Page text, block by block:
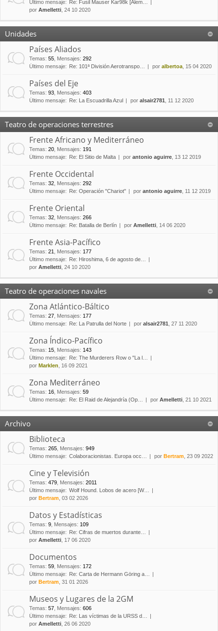
Último mensaje:
Re: Fusil Mauser Kar98k [Alem…
por Amelletti , 24 10 2020
Unidades
Países Aliados
Temas: 55 Mensajes: 292
Último mensaje:
Re: 101ª División Aerotranspo… por albertoa , 15 04 2020
Países del Eje
Temas: 93 Mensajes: 403
Último mensaje:
Re: La Escuadrilla Azul por alsair2781 , 11 12 2020
Teatro de operaciones terrestres
Frente Africano y Mediterráneo
Temas: 20 Mensajes: 191
Último mensaje:
Re: El Sitio de Malta por antonio aguirre , 13 12 2019
Frente Occidental
Temas: 32 Mensajes: 292
Último mensaje:
Re: Operación "Chariot" por antonio aguirre , 11 12 2019
Frente Oriental
Temas: 32 Mensajes: 266
Último mensaje:
Re: Batalla de Berlín por Amelletti , 14 06 2020
Frente Asia-Pacífico
Temas: 21 Mensajes: 177
Último mensaje:
Re: Hiroshima, 6 de agosto de…
por Amelletti , 24 10 2020
Teatro de operaciones navales
Zona Atlántico-Báltico
Temas: 27 Mensajes: 177
Último mensaje:
Re: La Patrulla del Norte por alsair2781 , 27 11 2020
Zona Índico-Pacífico
Temas: 15 Mensajes: 143
Último mensaje:
Re: The Murderers Row o "La l…
por Marklen , 16 09 2021
Zona Mediterráneo
Temas: 16 Mensajes: 59
Último mensaje:
Re: El Raid de Alejandría (Op… por Amelletti , 21 10 2021
Archivo
Biblioteca
Temas: 265 Mensajes: 949
Último mensaje: Colaboracionistas. Europa occ… por Bertram , 23 09 2022
Cine y Televisión
Temas: 479 Mensajes: 2011
Último mensaje: Wolf Hound. Lobos de acero [W…
por Bertram , 03 02 2026
Datos y Estadísticas
Temas: 9 Mensajes: 109
Último mensaje:
Re: Cifras de muertos durante…
por Amelletti , 17 06 2020
Documentos
Temas: 59 Mensajes: 172
Último mensaje:
Re: Carta de Hermann Göring a…
por Bertram , 31 01 2026
Museos y Lugares de la 2GM
Temas: 57 Mensajes: 606
Último mensaje:
Re: Las víctimas de la URSS d…
por Amelletti , 26 06 2020